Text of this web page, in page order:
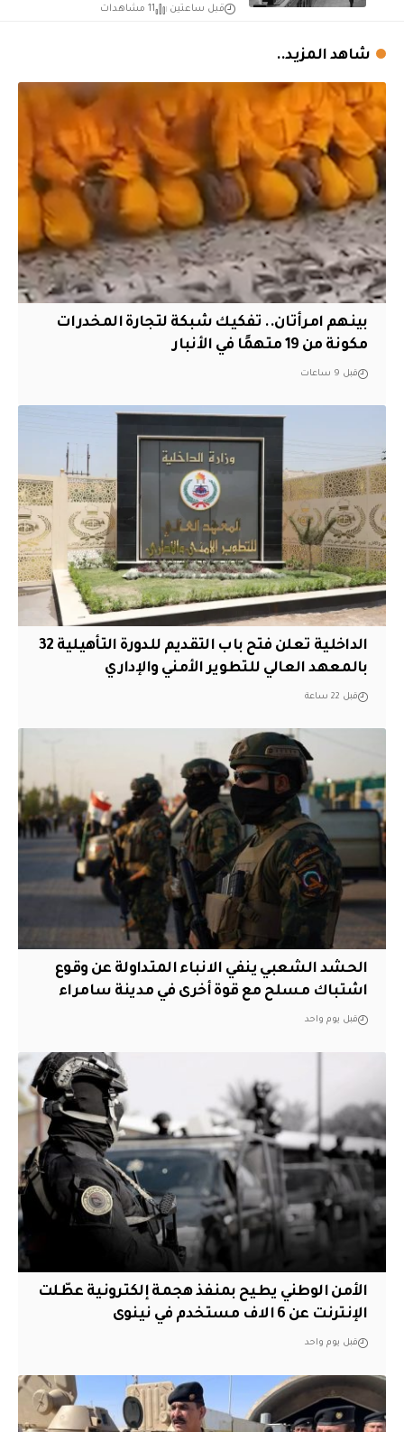
قبل ساعتين 11 مشاهدات
شاهد المزيد..
بينهم امرأتان.. تفكيك شبكة لتجارة المخدرات
مكونة من 19 متهمًا في الأنبار
قبل 9 ساعات
الداخلية تعلن فتح باب التقديم للدورة التأهيلية 32
بالمعهد العالي للتطوير الأمني والإداري
قبل 22 ساعة
الحشد الشعبي ينفي الانباء المتداولة عن وقوع
اشتباك مسلح مع قوة أخرى في مدينة سامراء
قبل يوم واحد
الأمن الوطني يطيح بمنفذ هجمة إلكترونية عطّلت
الإنترنت عن 6 الاف مستخدم في نينوى
قبل يوم واحد